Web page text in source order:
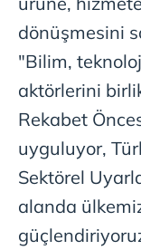
verileriniz
toplumu
kullanılmaktadır.
kılınması ve
reklam/pazarlama
sınırlı olarak açık
Çerezlere ilişkin
vasıtasıyla
için Ayarlar
Metnimiziziyaret
dönüşmesini
"Bilim,
aktörlerini
Rekabet
uyguluyor,
Sektörel
alanda